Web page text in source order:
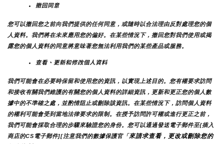
撤回同意
您可以撤回您之前向我們提供的任何同意，或隨時以合法理由反對處理您的個
人資料。我們將在未來應用您的偏好。在某些情況下，撤回您對我們使用或揭
露您的個人資料的同意將意味著您無法利用我們的某些產品或服務。
查看、更新和修改個人資料
我們可能會在必要時保留和使用您的資訊，以實現上述目的。您有權要求訪問
和接收有關我們維護的有關您的個人資料的詳細資訊，更新和更正您的個人數
據中的不準確之處，並酌情阻止或刪除該資訊。在某些情況下，訪問個人資料
的權利可能會受到當地法律要求的限制。在授予訪問許可權或進行更正之前，
我們可能會採取合理的步驟來驗證您的身份。您可以通過發送電子郵件至{插入
商店的CS電子郵件][注意我們的數據保護官「來請求查看，更改或刪除您的